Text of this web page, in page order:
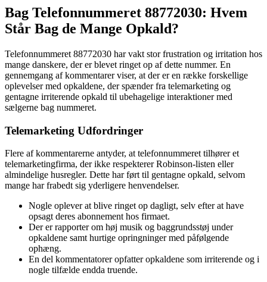
Bag Telefonnummeret 88772030: Hvem
Står Bag de Mange Opkald?
Telefonnummeret 88772030 har vakt stor frustration og irritation hos
mange danskere, der er blevet ringet op af dette nummer. En
gennemgang af kommentarer viser, at der er en række forskellige
oplevelser med opkaldene, der spænder fra telemarketing og
gentagne irriterende opkald til ubehagelige interaktioner med
sælgerne bag nummeret.
Telemarketing Udfordringer
Flere af kommentarerne antyder, at telefonnummeret tilhører et
telemarketingfirma, der ikke respekterer Robinson-listen eller
almindelige husregler. Dette har ført til gentagne opkald, selvom
mange har frabedt sig yderligere henvendelser.
Nogle oplever at blive ringet op dagligt, selv efter at have
opsagt deres abonnement hos firmaet.
Der er rapporter om høj musik og baggrundsstøj under
opkaldene samt hurtige opringninger med påfølgende
ophæng.
En del kommentatorer opfatter opkaldene som irriterende og i
nogle tilfælde endda truende.